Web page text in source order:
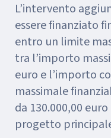
L’intervento
essere finanziato
entro un limite
tra l’importo
euro e l’importo
massimale
da 130.000,00
progetto